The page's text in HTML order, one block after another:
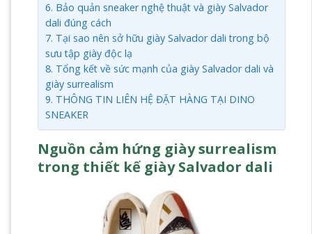
6. Bảo quản sneaker nghệ thuật và giày Salvador
dali đúng cách
7. Tại sao nên sở hữu giày Salvador dali trong bộ
sưu tập giày độc lạ
8. Tổng kết về sức mạnh của giày Salvador dali và
giày surrealism
9. THÔNG TIN LIÊN HỆ ĐẶT HÀNG TẠI DINO
SNEAKER
Nguồn cảm hứng giày surrealism
trong thiết kế giày Salvador dali